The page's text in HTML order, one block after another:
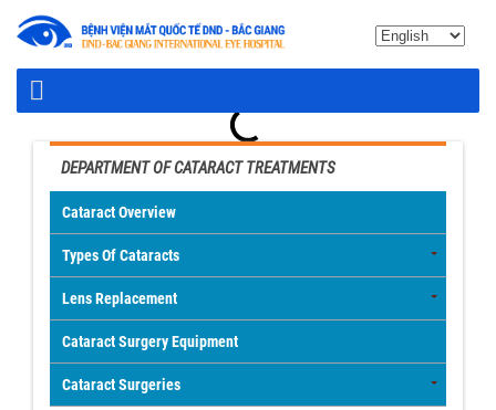
DEPARTMENT OF CATARACT TREATMENTS
Cataract Overview
Types Of Cataracts
Lens Replacement
Cataract Surgery Equipment
Cataract Surgeries